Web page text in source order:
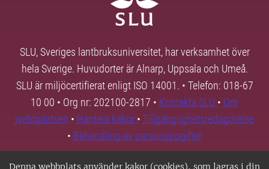
Denna webbplats använder kakor (cookies), som lagras i din
SLU, Sveriges lantbruksuniversitet, har verksamhet över
hela Sverige. Huvudorter är Alnarp, Uppsala och Umeå.
SLU är miljöcertifierat enligt ISO 14001. • Telefon: 018-67
10 00 • Org nr: 202100-2817 • Kontakta SLU • Om
webbplatsen • Hantera kakor • Tillgänglighetsredogörelse
• Behandling av personuppgifter